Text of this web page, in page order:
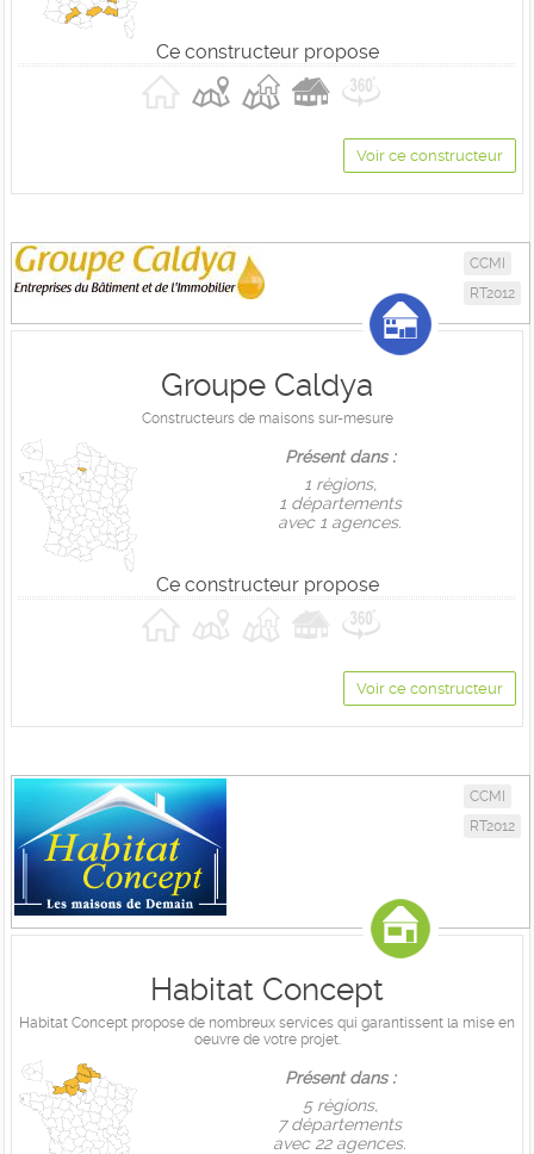
Ce constructeur propose
Voir ce constructeur
CCMI
RT2012
Groupe Caldya
Constructeurs de maisons sur-mesure
Présent dans :
1 règions,
1 départements
avec 1 agences.
Ce constructeur propose
Voir ce constructeur
CCMI
RT2012
Habitat Concept
Habitat Concept propose de nombreux services qui garantissent la mise en
oeuvre de votre projet.
Présent dans :
5 règions,
7 départements
avec 22 agences.